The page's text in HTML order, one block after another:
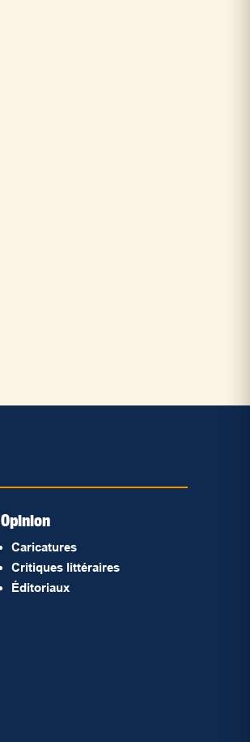
Opinion
Caricatures
Critiques littéraires
Éditoriaux